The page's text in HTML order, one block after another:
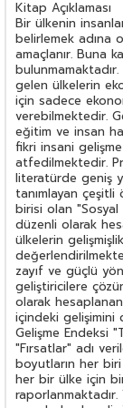
Kitap Açıklaması
Bir ülkenin
belirlemek adına
amaçlanır. Buna
gelen ülkelerin
için sadece
verebilmektedir.
eğitim ve insan
fikri insani
atfedilmektedir.
literatürde geniş
tanımlayan çeşitli
birisi olan "Sosyal
düzenli olarak
ülkelerin
zayıf ve güçlü
geliştiricilere
olarak
içindeki gelişimini
Gelişme Endeksi
"Fırsatlar" adı
boyutların her
her bir ülke için
raporlanmaktadır.